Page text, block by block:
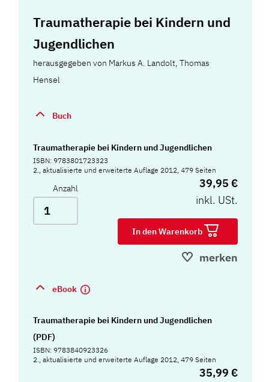
Traumatherapie bei Kindern und
Jugendlichen
herausgegeben von Markus A. Landolt, Thomas
Hensel
Buch
Traumatherapie bei Kindern und Jugendlichen
ISBN: 9783801723323
2., aktualisierte und erweiterte Auflage 2012, 479 Seiten
Anzahl
39,95 €
inkl. USt.
In den Warenkorb
merken
eBook
Traumatherapie bei Kindern und Jugendlichen
(PDF)
ISBN: 9783840923326
2., aktualisierte und erweiterte Auflage 2012, 479 Seiten
35,99 €